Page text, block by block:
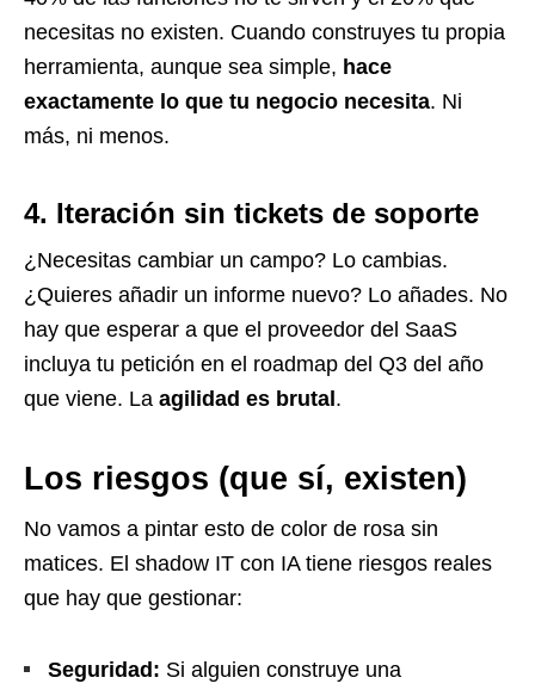
necesitas no existen. Cuando construyes tu propia
herramienta, aunque sea simple, hace
exactamente lo que tu negocio necesita. Ni
más, ni menos.
4. Iteración sin tickets de soporte
¿Necesitas cambiar un campo? Lo cambias.
¿Quieres añadir un informe nuevo? Lo añades. No
hay que esperar a que el proveedor del SaaS
incluya tu petición en el roadmap del Q3 del año
que viene. La agilidad es brutal .
Los riesgos (que sí, existen)
No vamos a pintar esto de color de rosa sin
matices. El shadow IT con IA tiene riesgos reales
que hay que gestionar:
Seguridad: Si alguien construye una